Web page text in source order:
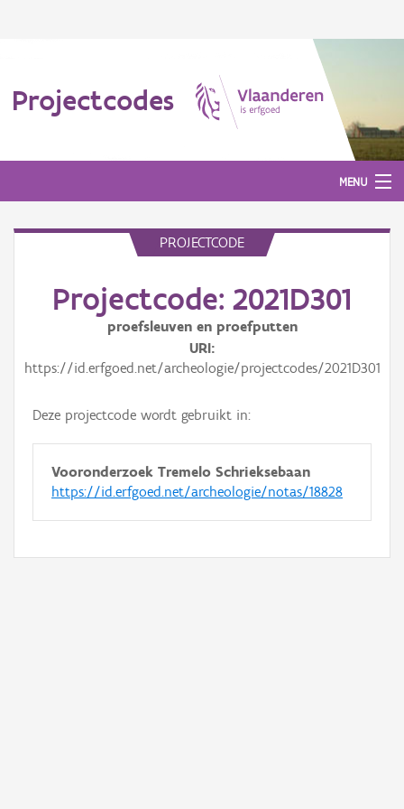
Projectcodes
MENU
PROJECTCODE
Projectcode: 2021D301
proefsleuven en proefputten
URI
https://id.erfgoed.net/archeologie/projectcodes/2021D301
Deze projectcode wordt gebruikt in:
Vooronderzoek Tremelo Schrieksebaan
https://id.erfgoed.net/archeologie/notas/18828